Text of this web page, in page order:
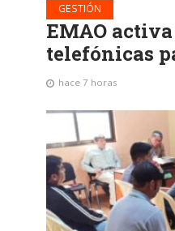
GESTIÓN
EMAO
telefónicas
hace 7 horas